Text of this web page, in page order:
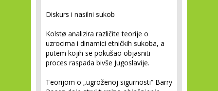
Diskurs i nasilni sukob
Kolstø analizira različite teorije o
uzrocima i dinamici etničkih sukoba, a
putem kojih se pokušao objasniti
proces raspada bivše Jugoslavije.
Teorijom o „ugroženoj sigurnosti“ Barry